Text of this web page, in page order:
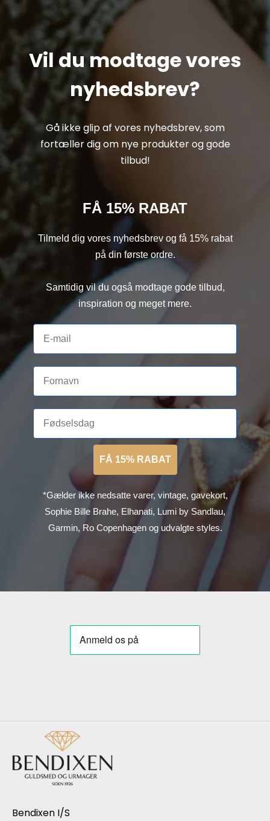
Vil du modtage vores
nyhedsbrev?
Gå ikke glip af vores nyhedsbrev, som
fortæller dig om nye produkter og gode
tilbud!
FÅ 15% RABAT
Tilmeld dig vores nyhedsbrev og få 15% rabat
på din første ordre.
Samtidig vil du også modtage gode tilbud,
inspiration og meget mere.
FÅ 15% RABAT
*Gælder ikke nedsatte varer, vintage, gavekort,
Sophie Bille Brahe, Elhanati, Lumi by Sandlau,
Garmin, Ro Copenhagen og udvalgte styles.
Bendixen I/S